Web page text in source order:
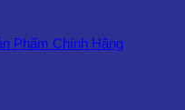
Phẩm Chính Hãng